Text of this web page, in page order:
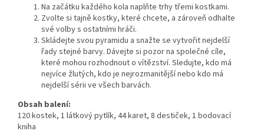
Na začátku každého kola naplňte trhy třemi kostkami.
Zvolte si tajně kostky, které chcete, a zároveň odhalte
své volby s ostatními hráči.
Skládejte svou pyramidu a snažte se vytvořit nejdelší
řady stejné barvy. Dávejte si pozor na společné cíle,
které mohou rozhodnout o vítězství. Sledujte, kdo má
nejvíce žlutých, kdo je nejrozmanitější nebo kdo má
nejdelší sérii ve všech barvách.
Obsah balení:
120 kostek, 1 látkový pytlík, 44 karet, 8 destiček, 1 bodovací
kniha